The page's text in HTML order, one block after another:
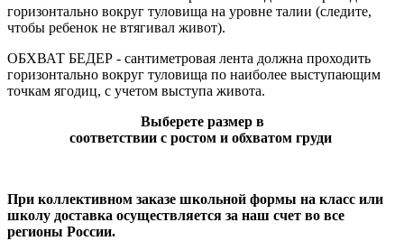
горизонтально вокруг туловища на уровне талии (следите,
чтобы ребенок не втягивал живот).
ОБХВАТ БЕДЕР - сантиметровая лента должна проходить
горизонтально вокруг туловища по наиболее выступающим
точкам ягодиц, с учетом выступа живота.
Выберете размер в
соответствии с ростом и обхватом груди
При коллективном заказе школьной формы на класс или
школу доставка осуществляется за наш счет во все
регионы России.